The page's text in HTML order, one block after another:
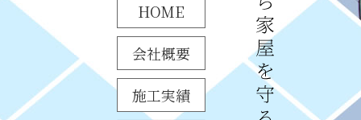
HOME
会社概要
施工実績